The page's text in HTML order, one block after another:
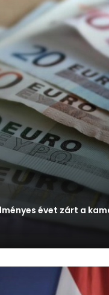
évet zárt a